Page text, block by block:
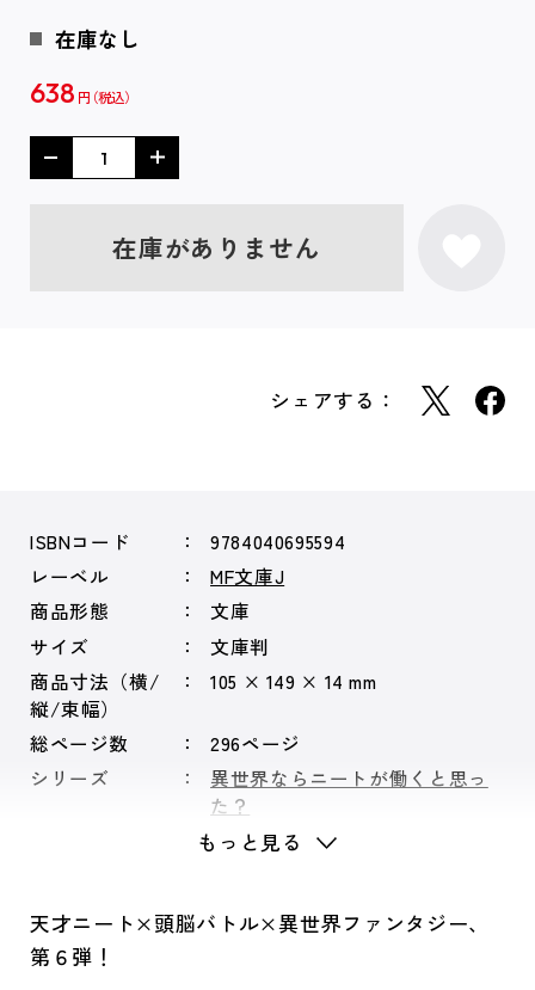
在庫なし
638 円
在庫がありません
シェアする：
ISBNコード
9784040695594
レーベル
MF文庫J
商品形態
文庫
サイズ
文庫判
商品寸法（横/
縦/束幅）
105 × 149 × 14 mm
総ページ数
296ページ
シリーズ
異世界ならニートが働くと思っ
た？
もっと見る
天才ニート×頭脳バトル×異世界ファンタジー、
第６弾！